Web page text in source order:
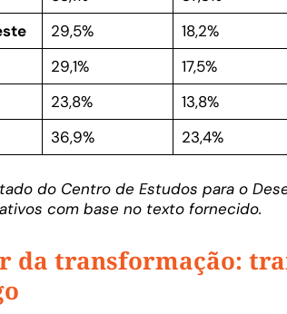
29,5% 18,2%
29,1% 17,5%
23,8% 13,8%
36,9% 23,4%
do Centro de Estudos para o
com base no texto fornecido.
da transformação: